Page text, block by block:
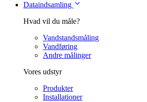
Dataindsamling
Hvad vil du måle?
Vandstandsmåling
Vandføring
Andre målinger
Vores udstyr
Produkter
Installationer